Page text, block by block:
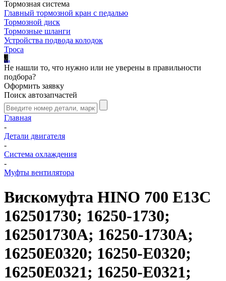
Тормозная система
Главный тормозной кран с педалью
Тормозной диск
Тормозные шланги
Устройства подвода колодок
Троса
...
Не нашли то, что нужно или не уверены в правильности
подбора?
Оформить заявку
Поиск автозапчастей
Главная
-
Детали двигателя
-
Система охлаждения
-
Муфты вентилятора
Вискомуфта HINO 700 E13C
162501730; 16250-1730;
162501730A; 16250-1730A;
16250E0320; 16250-E0320;
16250E0321; 16250-E0321;